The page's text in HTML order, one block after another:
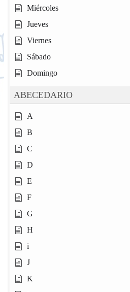
Miércoles
Jueves
Viernes
Sábado
Domingo
ABECEDARIO
A
B
C
D
E
F
G
H
i
J
K